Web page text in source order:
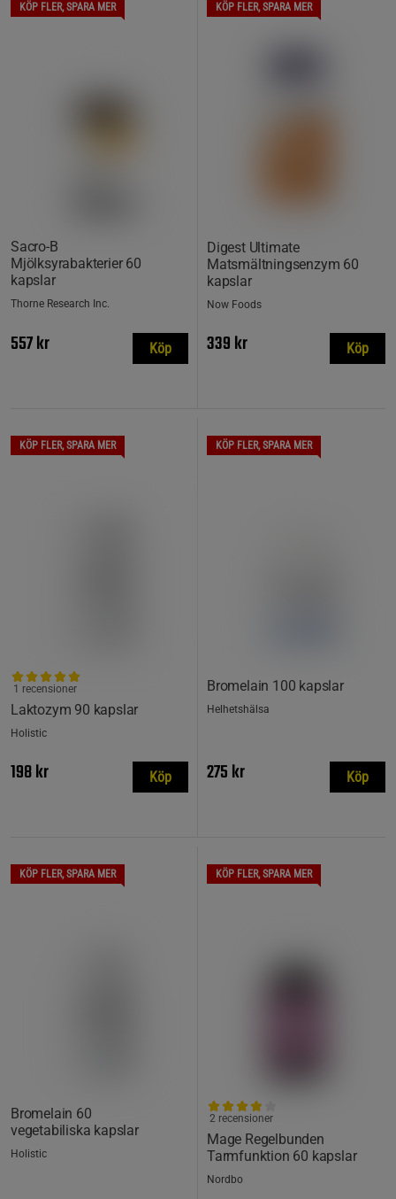
KÖP FLER, SPARA MER
Sacro-B
Mjölksyrabakterier 60
kapslar
Thorne Research Inc.
557 kr Köp
KÖP FLER, SPARA MER
Digest Ultimate
Matsmältningsenzym 60
kapslar
Now Foods
339 kr Köp
KÖP FLER, SPARA MER
Laktozym 90 kapslar
1 recensioner
Holistic
198 kr Köp
KÖP FLER, SPARA MER
Bromelain 100 kapslar
Helhetshälsa
275 kr Köp
KÖP FLER, SPARA MER
Bromelain 60
vegetabiliska kapslar
Holistic
KÖP FLER, SPARA MER
Mage Regelbunden
Tarmfunktion 60 kapslar
2 recensioner
Nordbo